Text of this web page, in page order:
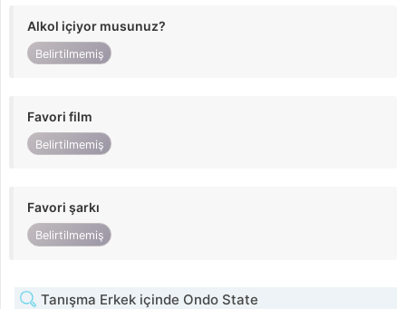
Alkol içiyor musunuz?
Belirtilmemiş
Favori film
Belirtilmemiş
Favori şarkı
Belirtilmemiş
Tanışma Erkek içinde Ondo State